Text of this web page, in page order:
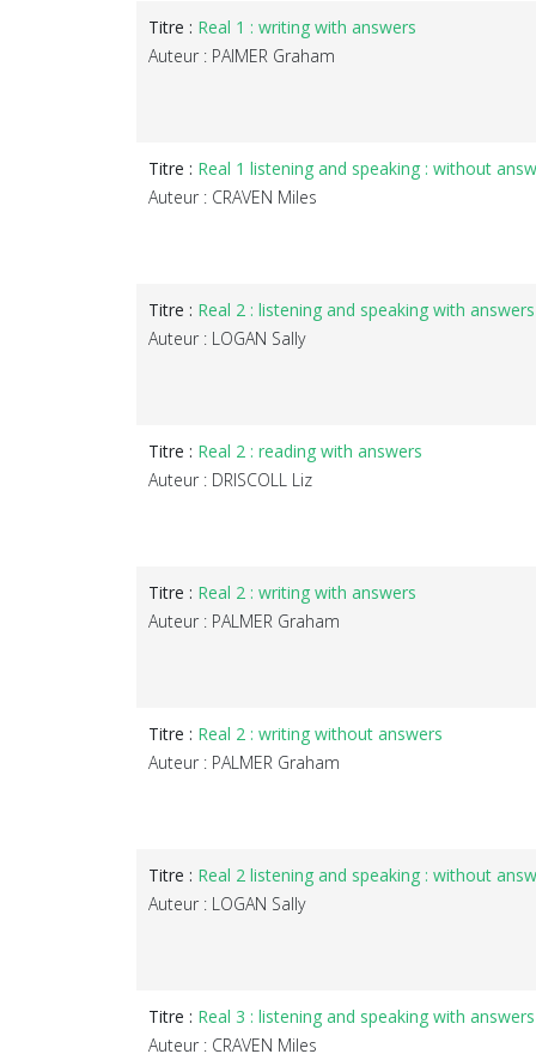
Titre : Real 1 : writing with answers
Auteur : PAIMER Graham
Titre : Real 1 listening and speaking : without
Auteur : CRAVEN Miles
Titre : Real 2 : listening and speaking with answers
Auteur : LOGAN Sally
Titre : Real 2 : reading with answers
Auteur : DRISCOLL Liz
Titre : Real 2 : writing with answers
Auteur : PALMER Graham
Titre : Real 2 : writing without answers
Auteur : PALMER Graham
Titre : Real 2 listening and speaking : without
Auteur : LOGAN Sally
Titre : Real 3 : listening and speaking with answers
Auteur : CRAVEN Miles